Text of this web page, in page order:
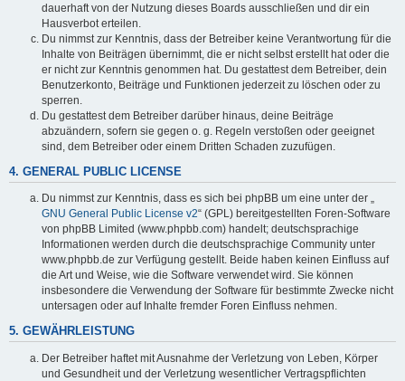
dauerhaft von der Nutzung dieses Boards ausschließen und dir ein
Hausverbot erteilen.
Du nimmst zur Kenntnis, dass der Betreiber keine Verantwortung für die
Inhalte von Beiträgen übernimmt, die er nicht selbst erstellt hat oder die
er nicht zur Kenntnis genommen hat. Du gestattest dem Betreiber, dein
Benutzerkonto, Beiträge und Funktionen jederzeit zu löschen oder zu
sperren.
Du gestattest dem Betreiber darüber hinaus, deine Beiträge
abzuändern, sofern sie gegen o. g. Regeln verstoßen oder geeignet
sind, dem Betreiber oder einem Dritten Schaden zuzufügen.
4. GENERAL PUBLIC LICENSE
Du nimmst zur Kenntnis, dass es sich bei phpBB um eine unter der „
GNU General Public License v2“ (GPL) bereitgestellten Foren-Software
von phpBB Limited (www.phpbb.com) handelt; deutschsprachige
Informationen werden durch die deutschsprachige Community unter
www.phpbb.de zur Verfügung gestellt. Beide haben keinen Einfluss auf
die Art und Weise, wie die Software verwendet wird. Sie können
insbesondere die Verwendung der Software für bestimmte Zwecke nicht
untersagen oder auf Inhalte fremder Foren Einfluss nehmen.
5. GEWÄHRLEISTUNG
Der Betreiber haftet mit Ausnahme der Verletzung von Leben, Körper
und Gesundheit und der Verletzung wesentlicher Vertragspflichten